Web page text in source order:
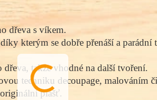
dřeva s víkem.
kterým se dobře přenáší a parádní
dřeva, takže vhodné na další tvoření.
techniku decoupage, malováním
plášť.